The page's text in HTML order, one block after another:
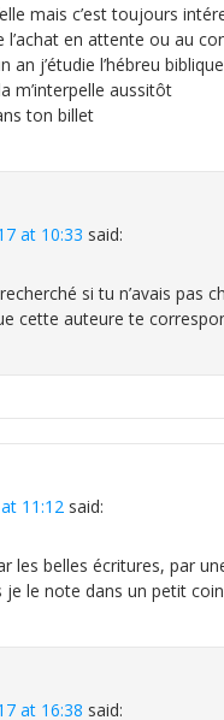
mais c’est toujours
en attente ou au
an j’étudie l’hébreu
m’interpelle aussitôt
ton billet
at 10:33 said:
si tu n’avais pas
cette auteure te
11:12 said:
les belles écritures, par
le note dans un petit
at 16:38 said: